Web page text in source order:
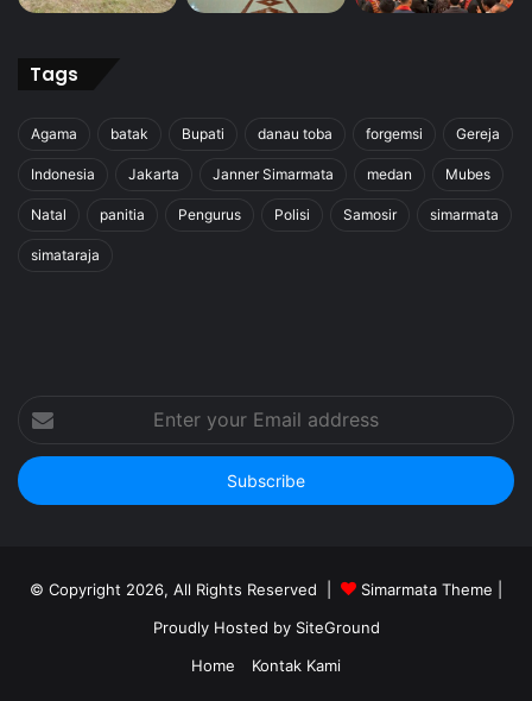
Tags
Agama batak Bupati danau toba forgemsi Gereja
Indonesia Jakarta Janner Simarmata medan Mubes
Natal panitia Pengurus Polisi Samosir simarmata
simataraja
your
Email
address
© Copyright 2026, All Rights Reserved | Simarmata Theme
Proudly Hosted by SiteGround
Home
Kontak Kami